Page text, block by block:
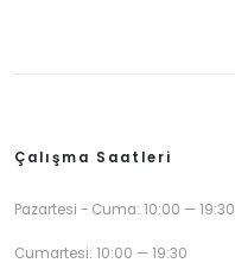
Çalışma Saatleri
Pazartesi - Cuma: 10:00 — 19:30
Cumartesi: 10:00 — 19:30